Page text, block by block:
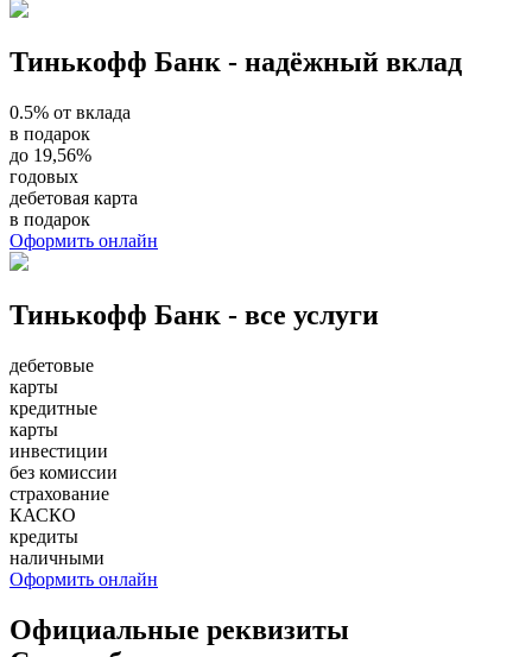
Тинькофф Банк - надёжный вклад
0.5% от вклада
в подарок
до 19,56%
годовых
дебетовая карта
в подарок
Оформить онлайн
Тинькофф Банк - все услуги
дебетовые
карты
кредитные
карты
инвестиции
без комиссии
страхование
КАСКО
кредиты
наличными
Оформить онлайн
Официальные реквизиты